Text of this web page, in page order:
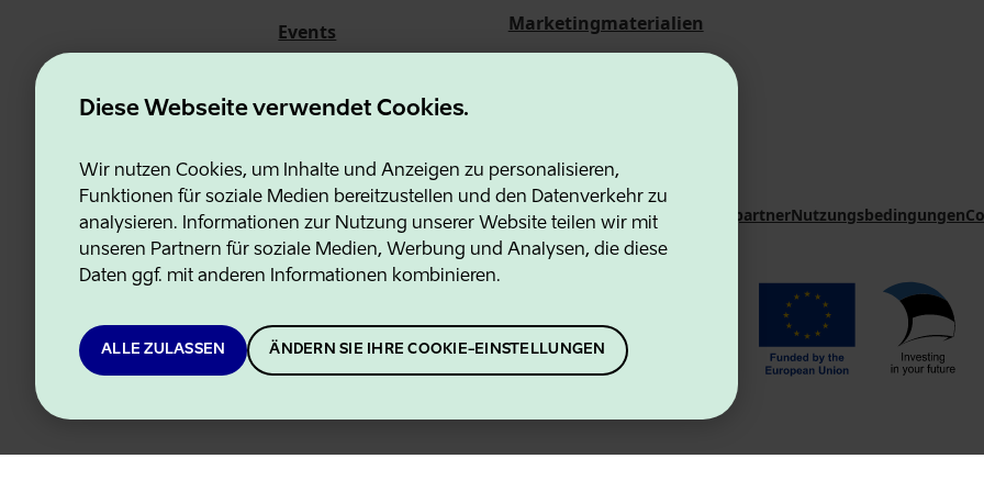
Diese Webseite verwendet Cookies.
Wir nutzen Cookies, um Inhalte und Anzeigen zu personalisieren,
Funktionen für soziale Medien bereitzustellen und den Datenverkehr zu
analysieren. Informationen zur Nutzung unserer Website teilen wir mit
unseren Partnern für soziale Medien, Werbung und Analysen, die diese
Daten ggf. mit anderen Informationen kombinieren.
ALLE ZULASSEN ÄNDERN SIE IHRE COOKIE-EINSTELLUNGEN
Events
Marketingmaterialien
Estonian Business and Innovation AgencyKontakte KooperationspartnerNutzungsbedingungen